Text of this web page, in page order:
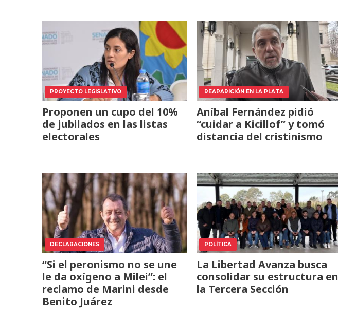
PROYECTO LEGISLATIVO
Proponen un cupo del 10%
de jubilados en las listas
electorales
REAPARICIÓN EN LA PLATA
Aníbal Fernández pidió
“cuidar a Kicillof” y tomó
distancia del cristinismo
DECLARACIONES
“Si el peronismo no se une
le da oxígeno a Milei”: el
reclamo de Marini desde
Benito Juárez
POLÍTICA
La Libertad Avanza busca
consolidar su estructura en
la Tercera Sección